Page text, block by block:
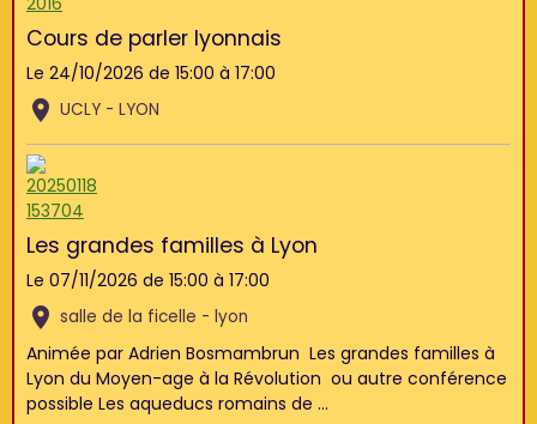
Cours de parler lyonnais
Le 24/10/2026 de 15:00 à 17:00
UCLY - LYON
Les grandes familles à Lyon
Le 07/11/2026 de 15:00 à 17:00
salle de la ficelle - lyon
Animée par Adrien Bosmambrun Les grandes familles à
Lyon du Moyen-age à la Révolution ou autre conférence
possible Les aqueducs romains de ...